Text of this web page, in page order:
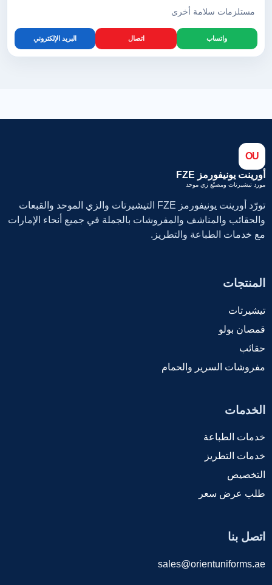
مستلزمات سلامة أخرى
واتساب اتصال البريد الإلكتروني
OU
أورينت يونيفورمز FZE
مورد تيشيرتات ومصنّع زي موحد
تورّد أورينت يونيفورمز FZE التيشيرتات والزي الموحد والقبعات
والحقائب والمناشف والمفروشات بالجملة في جميع أنحاء الإمارات
مع خدمات الطباعة والتطريز.
المنتجات
تيشيرتات
قمصان بولو
حقائب
مفروشات السرير والحمام
الخدمات
خدمات الطباعة
خدمات التطريز
التخصيص
طلب عرض سعر
اتصل بنا
sales@orientuniforms.ae